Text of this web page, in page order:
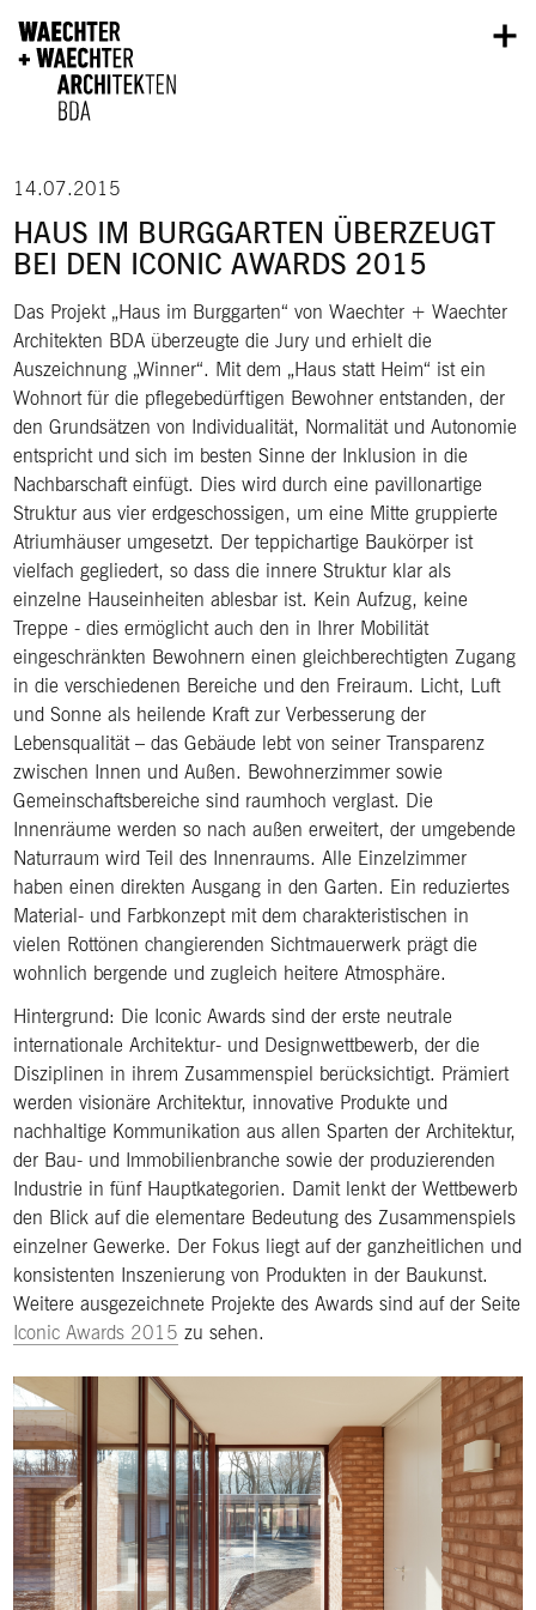
14.07.2015
HAUS IM BURGGARTEN ÜBERZEUGT
BEI DEN ICONIC AWARDS 2015
Das Projekt „Haus im Burggarten“ von Waechter + Waechter
Architekten BDA überzeugte die Jury und erhielt die
Auszeichnung „Winner“. Mit dem „Haus statt Heim“ ist ein
Wohnort für die pflegebedürftigen Bewohner entstanden, der
den Grundsätzen von Individualität, Normalität und Autonomie
entspricht und sich im besten Sinne der Inklusion in die
Nachbarschaft einfügt. Dies wird durch eine pavillonartige
Struktur aus vier erdgeschossigen, um eine Mitte gruppierte
Atriumhäuser umgesetzt. Der teppichartige Baukörper ist
vielfach gegliedert, so dass die innere Struktur klar als
einzelne Hauseinheiten ablesbar ist. Kein Aufzug, keine
Treppe - dies ermöglicht auch den in Ihrer Mobilität
eingeschränkten Bewohnern einen gleichberechtigten Zugang
in die verschiedenen Bereiche und den Freiraum. Licht, Luft
und Sonne als heilende Kraft zur Verbesserung der
Lebensqualität – das Gebäude lebt von seiner Transparenz
zwischen Innen und Außen. Bewohnerzimmer sowie
Gemeinschaftsbereiche sind raumhoch verglast. Die
Innenräume werden so nach außen erweitert, der umgebende
Naturraum wird Teil des Innenraums. Alle Einzelzimmer
haben einen direkten Ausgang in den Garten. Ein reduziertes
Material- und Farbkonzept mit dem charakteristischen in
vielen Rottönen changierenden Sichtmauerwerk prägt die
wohnlich bergende und zugleich heitere Atmosphäre.
Hintergrund: Die Iconic Awards sind der erste neutrale
internationale Architektur- und Designwettbewerb, der die
Disziplinen in ihrem Zusammenspiel berücksichtigt. Prämiert
werden visionäre Architektur, innovative Produkte und
nachhaltige Kommunikation aus allen Sparten der Architektur,
der Bau- und Immobilienbranche sowie der produzierenden
Industrie in fünf Hauptkategorien. Damit lenkt der Wettbewerb
den Blick auf die elementare Bedeutung des Zusammenspiels
einzelner Gewerke. Der Fokus liegt auf der ganzheitlichen und
konsistenten Inszenierung von Produkten in der Baukunst.
Weitere ausgezeichnete Projekte des Awards sind auf der Seite
Iconic Awards 2015 zu sehen.